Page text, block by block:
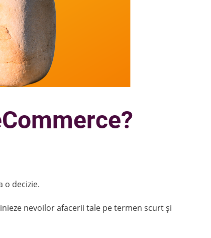
o decizie.
nevoilor afacerii tale pe termen scurt și